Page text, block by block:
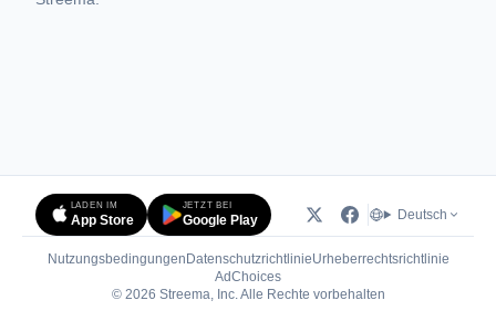
LADEN IM
App Store
JETZT BEI
Google Play Deutsch
Nutzungsbedingungen DatenschutzrichtlinieUrheberrechtsrichtlinie
AdChoices(öffnet in neuem Tab)
© 2026 Streema, Inc. Alle Rechte vorbehalten